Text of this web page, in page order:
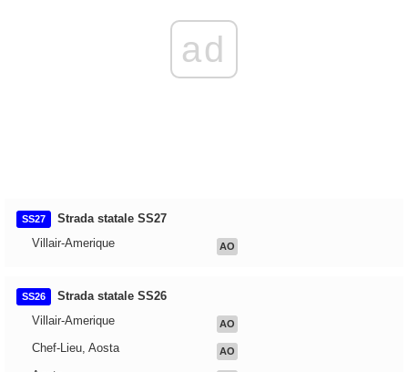
ad
SS27
Strada statale SS27
Villair-Amerique
AO
SS26
Strada statale SS26
Villair-Amerique
AO
Chef-Lieu, Aosta AO